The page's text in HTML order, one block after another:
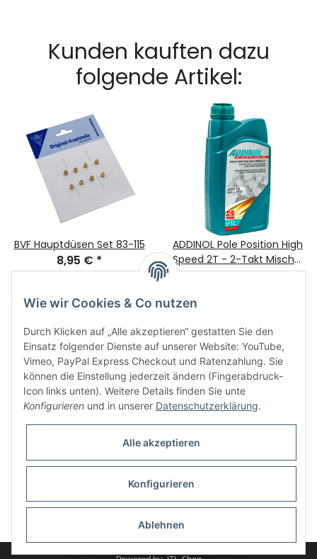
Kunden kauften dazu
folgende Artikel:
BVF Hauptdüsen Set 83-115
8,95 € *
ADDINOL Pole Position High
Speed 2T - 2-Takt Mischöl
1L Flasche
15,95 €*
Informationen
* Alle Preise inkl. gesetzlicher USt., zzgl.Versand
Wie wir Cookies & Co nutzen
Durch Klicken auf „Alle akzeptieren“ gestatten Sie den
Einsatz folgender Dienste auf unserer Website: YouTube,
Vimeo, PayPal Express Checkout und Ratenzahlung. Sie
können die Einstellung jederzeit ändern (Fingerabdruck-
Icon links unten). Weitere Details finden Sie unte
Konfigurieren und in unserer Datenschutzerklärung.
Alle akzeptieren
Konfigurieren
Ablehnen